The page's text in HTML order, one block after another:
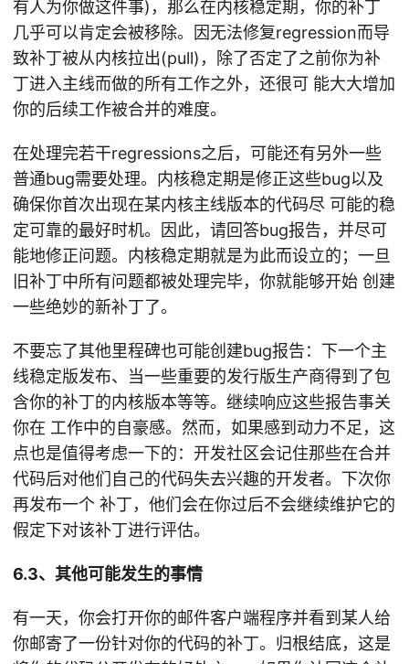
有人为你做这件事)，那么在内核稳定期，你的补丁
几乎可以肯定会被移除。因无法修复regression而导
致补丁被从内核拉出(pull)，除了否定了之前你为补
丁进入主线而做的所有工作之外，还很可 能大大增加
你的后续工作被合并的难度。
在处理完若干regressions之后，可能还有另外一些
普通bug需要处理。内核稳定期是修正这些bug以及
确保你首次出现在某内核主线版本的代码尽 可能的稳
定可靠的最好时机。因此，请回答bug报告，并尽可
能地修正问题。内核稳定期就是为此而设立的；一旦
旧补丁中所有问题都被处理完毕，你就能够开始 创建
一些绝妙的新补丁了。
不要忘了其他里程碑也可能创建bug报告：下一个主
线稳定版发布、当一些重要的发行版生产商得到了包
含你的补丁的内核版本等等。继续响应这些报告事关
你在 工作中的自豪感。然而，如果感到动力不足，这
点也是值得考虑一下的：开发社区会记住那些在合并
代码后对他们自己的代码失去兴趣的开发者。下次你
再发布一个 补丁，他们会在你过后不会继续维护它的
假定下对该补丁进行评估。
6.3、其他可能发生的事情
有一天，你会打开你的邮件客户端程序并看到某人给
你邮寄了一份针对你的代码的补丁。归根结底，这是